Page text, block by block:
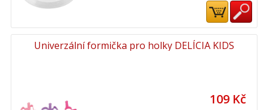
Univerzální formička pro holky DELÍCIA KIDS
109 Kč